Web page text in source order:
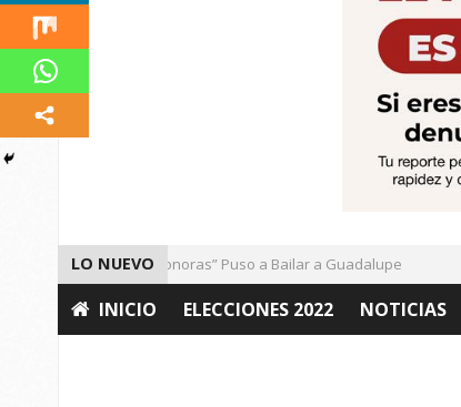
LO NUEVO
El Ritmo de las “Sonoras” Puso a Bailar a Guadalupe
INICIO ELECCIONES 2022 NOTICIAS